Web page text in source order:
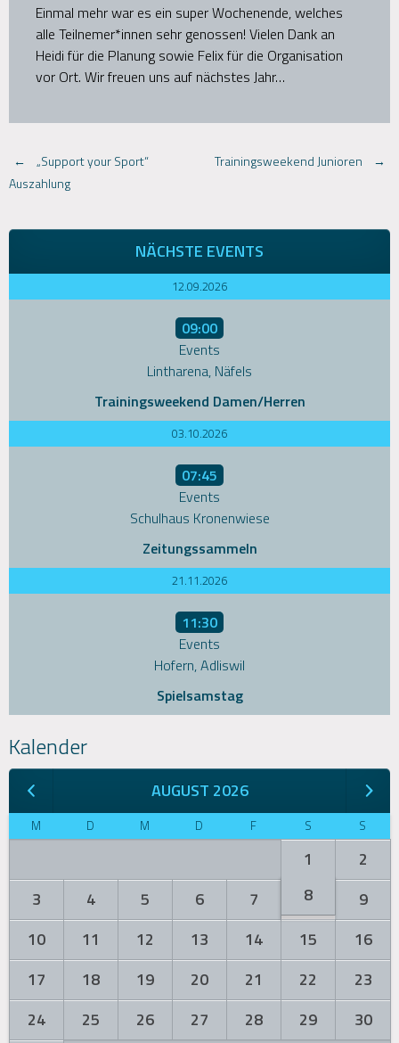
Einmal mehr war es ein super Wochenende, welches
alle Teilnemer*innen sehr genossen! Vielen Dank an
Heidi für die Planung sowie Felix für die Organisation
vor Ort. Wir freuen uns auf nächstes Jahr…
Post
navigation
←
„Support your Sport“
Auszahlung
Trainingsweekend Junioren →
NÄCHSTE EVENTS
12.09.2026
09:00
Events
Lintharena, Näfels
Trainingsweekend Damen/Herren
03.10.2026
07:45
Events
Schulhaus Kronenwiese
Zeitungssammeln
21.11.2026
11:30
Events
Hofern, Adliswil
Spielsamstag
Kalender
AUGUST 2026
M D M D F S S
1
2
3
4 5 6 7 8
9
10
11 12 13 14 15
16
17
18 19 20 21 22
23
24
25 26 27 28 29
30